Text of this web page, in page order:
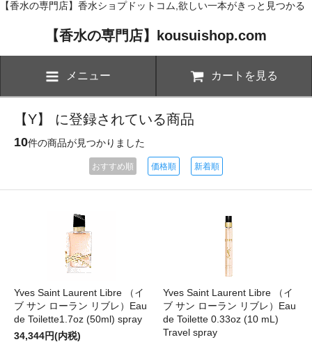
【香水の専門店】香水ショプドットコム,欲しい一本がきっと見つかる
【香水の専門店】kousuishop.com
メニュー カートを見る
【Y】 に登録されている商品
10件の商品が見つかりました
おすすめ順 価格順 新着順
Yves Saint Laurent Libre （イ
ブ サン ローラン リブレ）Eau
de Toilette1.7oz (50ml) spray
34,344円(内税)
Yves Saint Laurent Libre （イ
ブ サン ローラン リブレ）Eau
de Toilette 0.33oz (10 mL)
Travel spray